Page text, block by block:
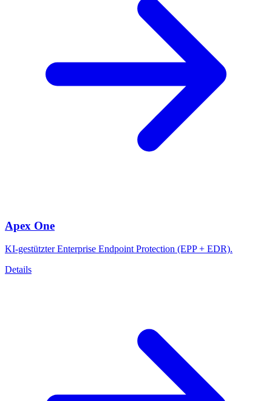
Apex One
KI-gestützter Enterprise Endpoint Protection (EPP + EDR).
Details